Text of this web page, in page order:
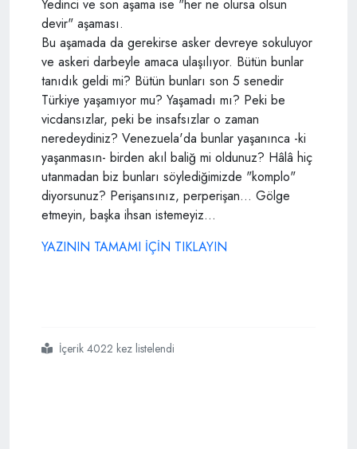
Yedinci ve son aşama ise "her ne olursa olsun
devir" aşaması.
Bu aşamada da gerekirse asker devreye sokuluyor
ve askeri darbeyle amaca ulaşılıyor. Bütün bunlar
tanıdık geldi mi? Bütün bunları son 5 senedir
Türkiye yaşamıyor mu? Yaşamadı mı? Peki be
vicdansızlar, peki be insafsızlar o zaman
neredeydiniz? Venezuela'da bunlar yaşanınca -ki
yaşanmasın- birden akıl baliğ mi oldunuz? Hâlâ hiç
utanmadan biz bunları söylediğimizde "komplo"
diyorsunuz? Perişansınız, perperişan... Gölge
etmeyin, başka ihsan istemeyiz...
YAZININ TAMAMI İÇİN TIKLAYIN
#türkiyedeki
#solcular
#darbe
#analizi
#için
#venezüelayı
#beklemiş
İçerik 4022 kez listelendi